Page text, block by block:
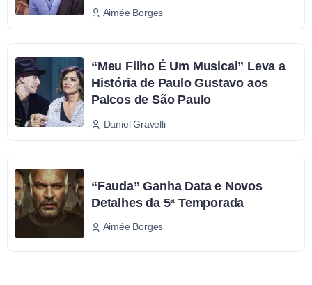
Aimée Borges
“Meu Filho É Um Musical” Leva a
História de Paulo Gustavo aos
Palcos de São Paulo
Daniel Gravelli
“Fauda” Ganha Data e Novos
Detalhes da 5ª Temporada
Aimée Borges